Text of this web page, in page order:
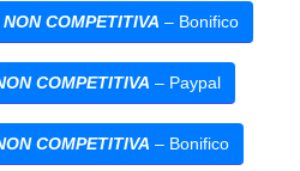
NON COMPETITIVA – Bonifico
COMPETITIVA – Paypal
COMPETITIVA – Bonifico